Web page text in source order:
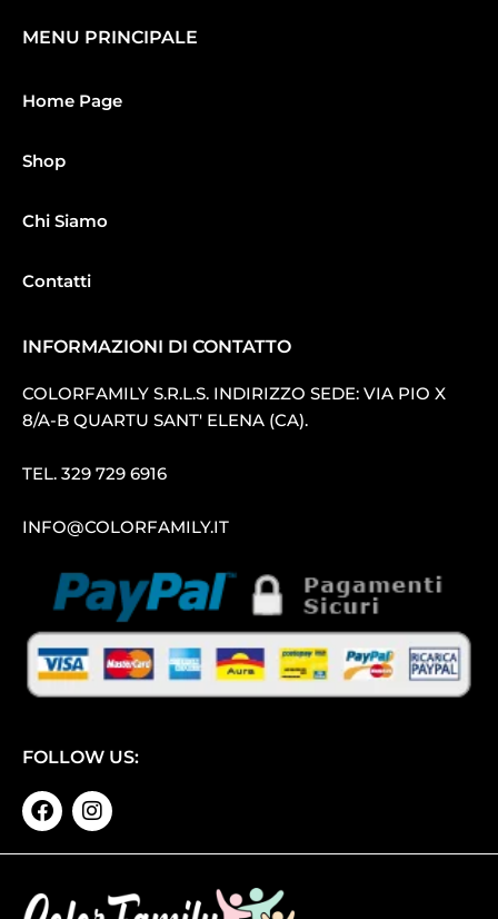
MENU PRINCIPALE
Home Page
Shop
Chi Siamo
Contatti
INFORMAZIONI DI CONTATTO
COLORFAMILY S.R.L.S. INDIRIZZO SEDE: VIA PIO X
8/A-B QUARTU SANT′ ELENA (CA).
TEL. 329 729 6916
INFO@COLORFAMILY.IT
FOLLOW US: